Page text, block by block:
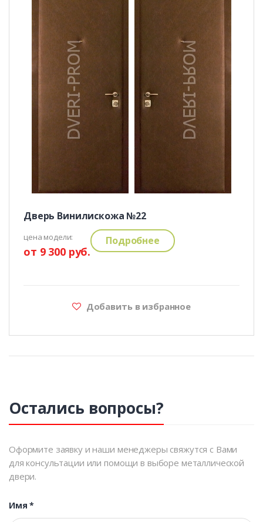
Дверь Винилискожа №22
цена модели:
от 9 300 руб.
Подробнее
Добавить в избранное
Остались вопросы?
Оформите заявку и наши менеджеры свяжутся с Вами
для консультации или помощи в выборе металлической
двери.
Имя*